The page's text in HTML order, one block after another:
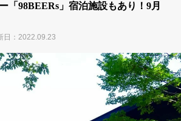
「98BEERs」宿泊施設もあり！9月
日：2022.09.23